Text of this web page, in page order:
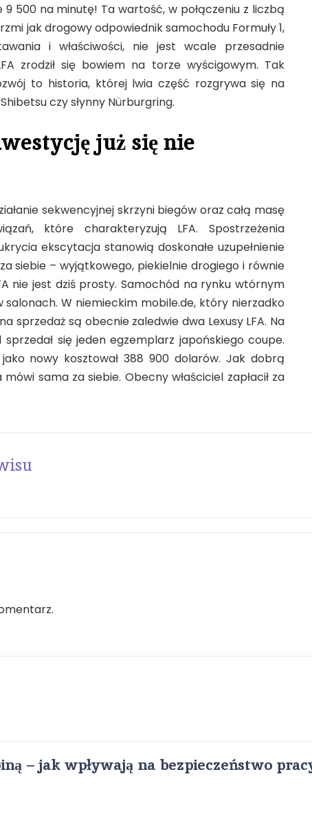
500 na minutę! Ta wartość, w połączeniu z liczbą
jak drogowy odpowiednik samochodu Formuły 1,
i właściwości, nie jest wcale przesadnie
zrodził się bowiem na torze wyścigowym. Tak
to historia, której lwia część rozgrywa się na
czy słynny Nürburgring.
już się nie
sekwencyjnej skrzyni biegów oraz całą masę
które charakteryzują LFA. Spostrzeżenia
ekscytacja stanowią doskonałe uzupełnienie
siebie – wyjątkowego, piekielnie drogiego i równie
nie jest dziś prosty. Samochód na rynku wtórnym
salonach. W niemieckim mobile.de, który nierzadko
sprzedaż są obecnie zaledwie dwa Lexusy LFA. Na
się jeden egzemplarz japońskiego coupe.
nowy kosztował 388 900 dolarów. Jak dobrą
sama za siebie. Obecny właściciel zapłacił za
– jak wpływają na bezpieczeństwo